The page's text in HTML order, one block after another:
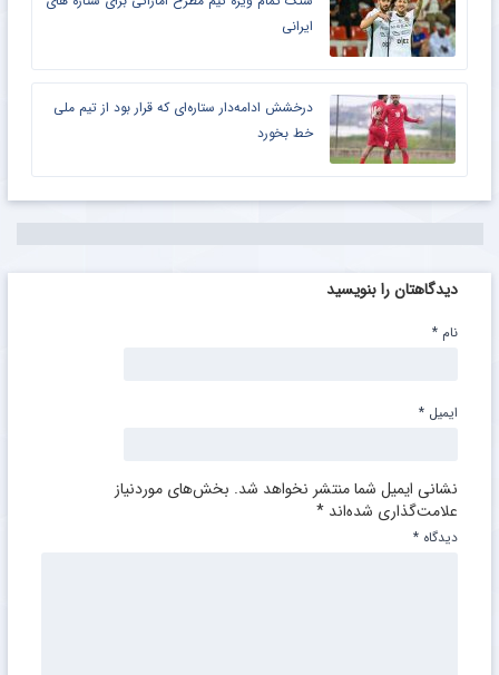
ایرانی
درخشش ادامه‌دار ستاره‌ای که قرار بود از تیم ملی
خط بخورد
دیدگاهتان را بنویسید
نشانی ایمیل شما منتشر نخواهد شد. بخش‌های موردنیاز
علامت‌گذاری شده‌اند *
دیدگاه *
نام *
ایمیل *